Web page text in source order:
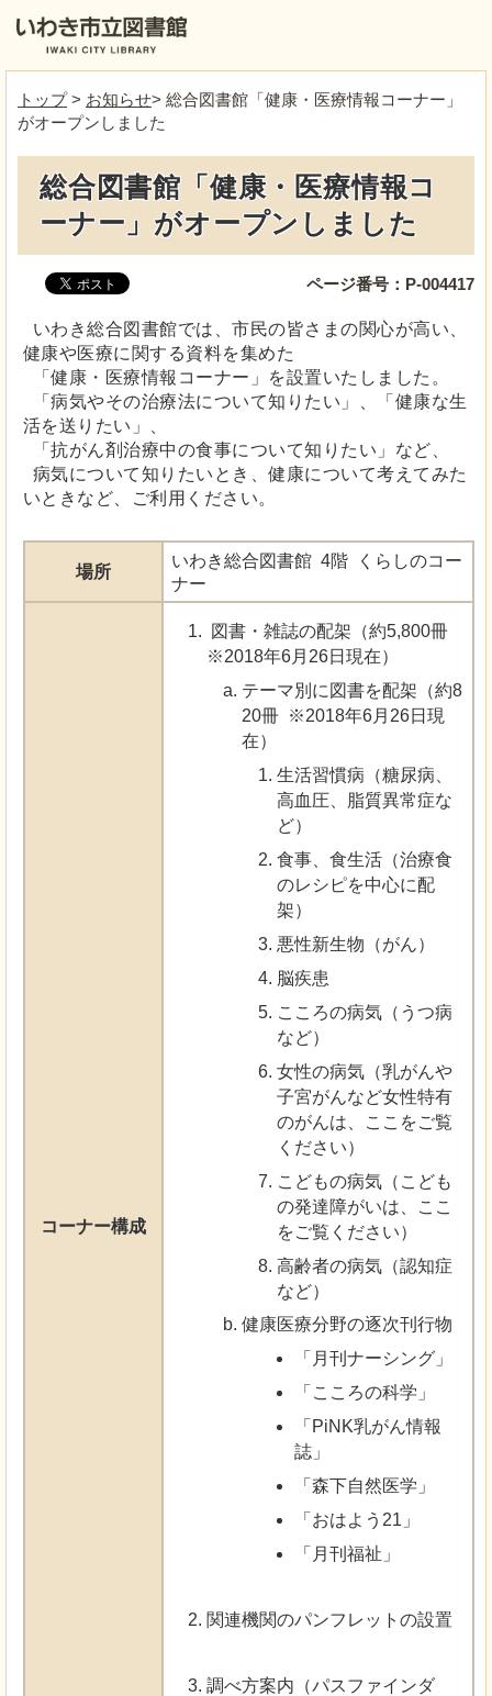
トップ> お知らせ> 総合図書館「健康・医療情報コーナー」
がオープンしました
総合図書館「健康・医療情報コ
ーナー」がオープンしました
ページ番号：P-004417
いわき総合図書館では、市民の皆さまの関心が高い、
健康や医療に関する資料を集めた
「健康・医療情報コーナー」を設置いたしました。
「病気やその治療法について知りたい」、「健康な生
活を送りたい」、
「抗がん剤治療中の食事について知りたい」など、
病気について知りたいとき、健康について考えてみた
いときなど、ご利用ください。
場所
いわき総合図書館 4階 くらしのコー
ナー
コーナー構成
図書・雑誌の配架（約5,800冊
※2018年6月26日現在）
テーマ別に図書を配架（約8
20冊 ※2018年6月26日現
在）
生活習慣病（糖尿病、
高血圧、脂質異常症な
ど）
食事、食生活（治療食
のレシピを中心に配
架）
悪性新生物（がん）
脳疾患
こころの病気（うつ病
など）
女性の病気（乳がんや
子宮がんなど女性特有
のがんは、ここをご覧
ください）
こどもの病気（こども
の発達障がいは、ここ
をご覧ください）
高齢者の病気（認知症
など）
健康医療分野の逐次刊行物
「月刊ナーシング」
「こころの科学」
「PiNK乳がん情報
誌」
「森下自然医学」
「おはよう21」
「月刊福祉」
関連機関のパンフレットの設置
調べ方案内（パスファインダ